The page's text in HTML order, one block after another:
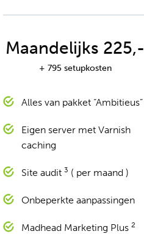
Maandelijks 225,-
+ 795 setupkosten
Alles van pakket “Ambitieus”
Eigen server met Varnish
caching
Site audit 3 ( per maand )
Onbeperkte aanpassingen
Madhead Marketing Plus 2